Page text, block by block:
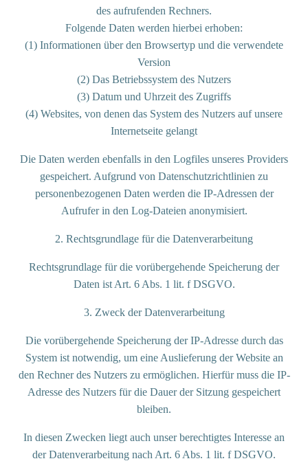
des aufrufenden Rechners.
Folgende Daten werden hierbei erhoben:
(1) Informationen über den Browsertyp und die verwendete
Version
(2) Das Betriebssystem des Nutzers
(3) Datum und Uhrzeit des Zugriffs
(4) Websites, von denen das System des Nutzers auf unsere
Internetseite gelangt
Die Daten werden ebenfalls in den Logfiles unseres Providers
gespeichert. Aufgrund von Datenschutzrichtlinien zu
personenbezogenen Daten werden die IP-Adressen der
Aufrufer in den Log-Dateien anonymisiert.
2. Rechtsgrundlage für die Datenverarbeitung
Rechtsgrundlage für die vorübergehende Speicherung der
Daten ist Art. 6 Abs. 1 lit. f DSGVO.
3. Zweck der Datenverarbeitung
Die vorübergehende Speicherung der IP-Adresse durch das
System ist notwendig, um eine Auslieferung der Website an
den Rechner des Nutzers zu ermöglichen. Hierfür muss die IP-
Adresse des Nutzers für die Dauer der Sitzung gespeichert
bleiben.
In diesen Zwecken liegt auch unser berechtigtes Interesse an
der Datenverarbeitung nach Art. 6 Abs. 1 lit. f DSGVO.